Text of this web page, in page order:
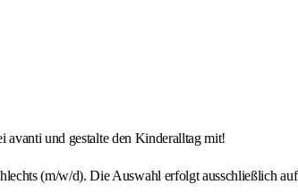
avanti und gestalte den Kinderalltag mit!
(m/w/d). Die Auswahl erfolgt ausschließlich